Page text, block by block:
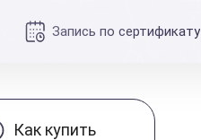
Запись по сертификату
Как купить